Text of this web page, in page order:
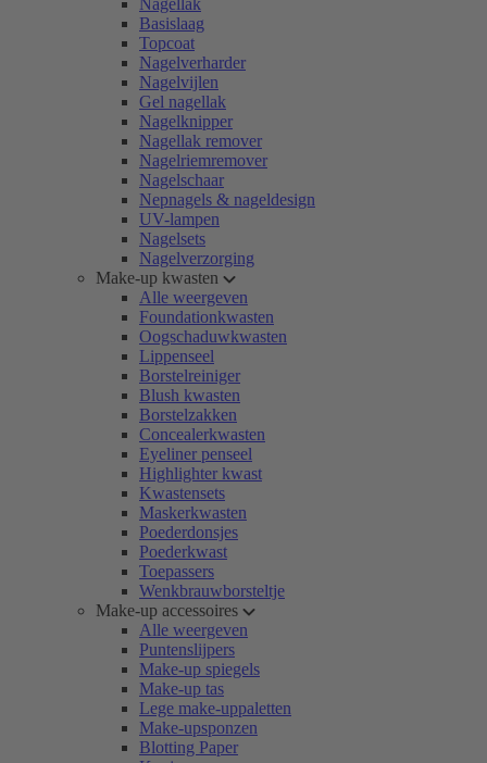
Nagellak
Basislaag
Topcoat
Nagelverharder
Nagelvijlen
Gel nagellak
Nagelknipper
Nagellak remover
Nagelriemremover
Nagelschaar
Nepnagels & nageldesign
UV-lampen
Nagelsets
Nagelverzorging
Make-up kwasten
Alle weergeven
Foundationkwasten
Oogschaduwkwasten
Lippenseel
Borstelreiniger
Blush kwasten
Borstelzakken
Concealerkwasten
Eyeliner penseel
Highlighter kwast
Kwastensets
Maskerkwasten
Poederdonsjes
Poederkwast
Toepassers
Wenkbrauwborsteltje
Make-up accessoires
Alle weergeven
Puntenslijpers
Make-up spiegels
Make-up tas
Lege make-uppaletten
Make-upsponzen
Blotting Paper